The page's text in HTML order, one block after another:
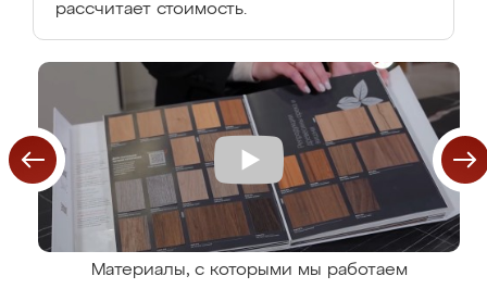
рассчитает стоимость.
Материалы, с которыми мы работаем